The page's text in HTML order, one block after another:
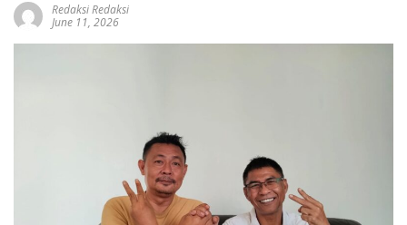
Redaksi Redaksi
June 11, 2026